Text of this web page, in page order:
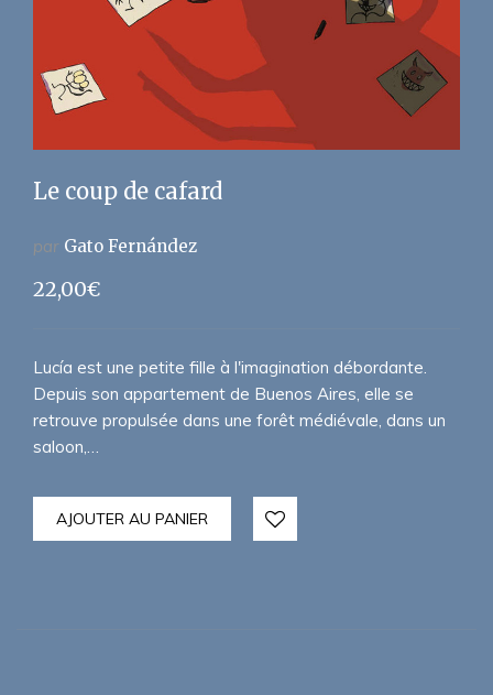
Le coup de cafard
par Gato Fernández
22,00€
Lucía est une petite fille à l'imagination débordante.
Depuis son appartement de Buenos Aires, elle se
retrouve propulsée dans une forêt médiévale, dans un
saloon,…
AJOUTER AU PANIER